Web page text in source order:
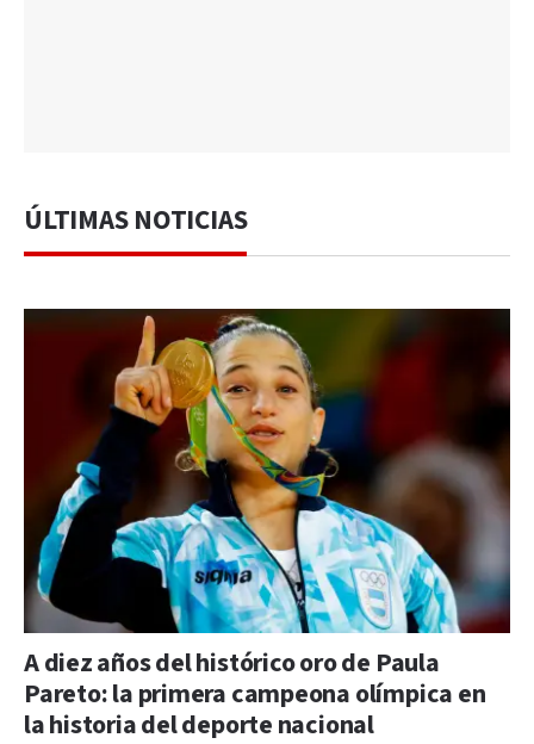
ÚLTIMAS NOTICIAS
A diez años del histórico oro de Paula
Pareto: la primera campeona olímpica en
la historia del deporte nacional